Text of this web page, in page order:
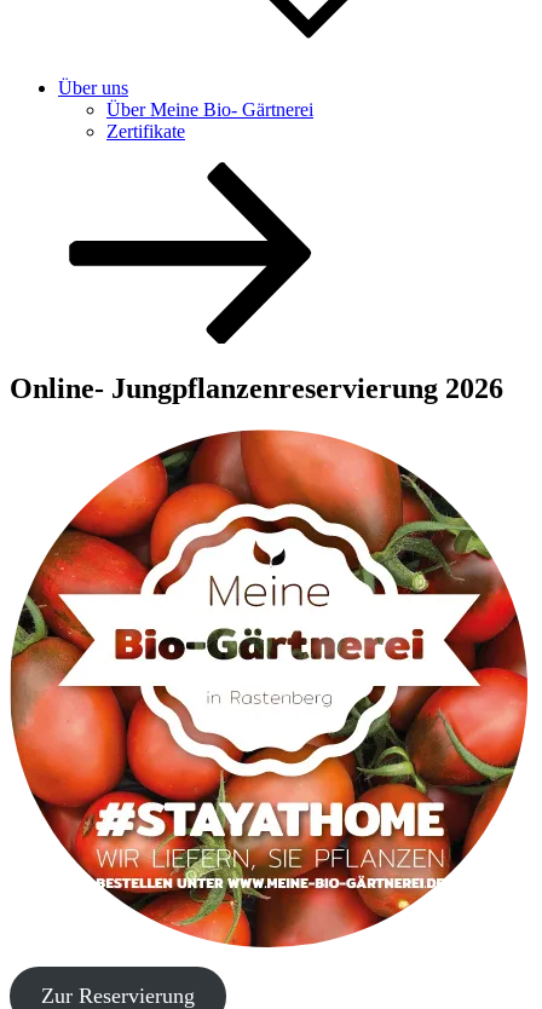
Über uns
Über Meine Bio- Gärtnerei
Zertifikate
Online- Jungpflanzenreservierung 2026
Zur Reservierung